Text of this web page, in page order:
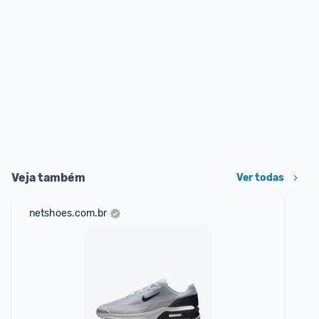
Veja também Ver todas
netshoes.com.br